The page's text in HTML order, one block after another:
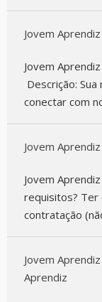
Jovem
Jovem
Descrição:
conectar com
Jovem
Jovem
requisitos? Ter
contratação
Jovem
Aprendiz